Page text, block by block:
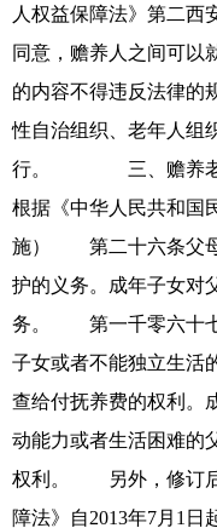
人权益保障法》第二西
同意，赡养人之间可以
的内容不得违反法律
性自治组织、老年人组
行。 三、赡养老
根据《中华人民共和国
施） 第二十六条父母
护的义务。成年子女对
务。 第一千零六十七
子女或者不能独立生活
查给付抚养费的权利。
动能力或者生活困难的
权利。 另外，修订后
障法》自2013年7月1日